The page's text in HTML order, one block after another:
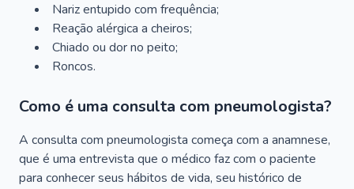
Nariz entupido com frequência;
Reação alérgica a cheiros;
Chiado ou dor no peito;
Roncos.
Como é uma consulta com pneumologista?
A consulta com pneumologista começa com a anamnese,
que é uma entrevista que o médico faz com o paciente
para conhecer seus hábitos de vida, seu histórico de